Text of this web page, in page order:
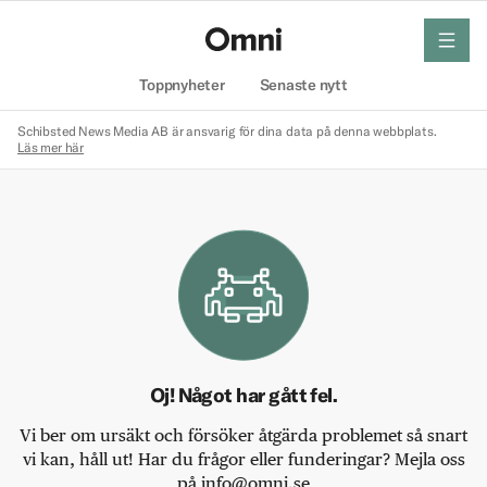
Toppnyheter Senaste nytt
meny
Schibsted News Media AB är ansvarig för dina data på denna webbplats.
Läs mer här
Oj! Något har gått fel.
Vi ber om ursäkt och försöker åtgärda problemet så snart
vi kan, håll ut! Har du frågor eller funderingar? Mejla oss